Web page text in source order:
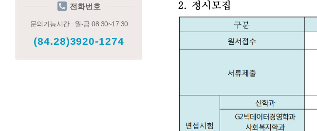
전화번호
문의가능시간 : 월-금 08:30~17:30
(84.28)3920-1274